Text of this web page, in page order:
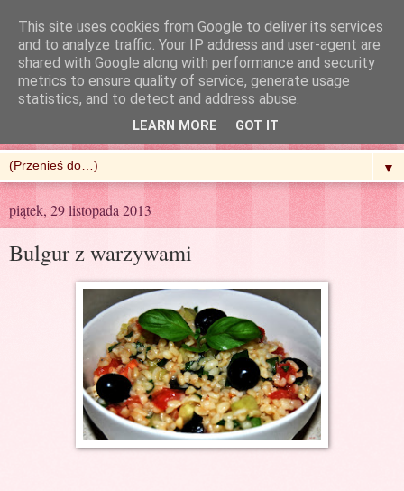
R'n'G Kitchen
▼
piątek, 29 listopada 2013
Bulgur z warzywami
This site uses cookies from Google to deliver its services
and to analyze traffic. Your IP address and user-agent are
shared with Google along with performance and security
metrics to ensure quality of service, generate usage
statistics, and to detect and address abuse.
LEARN MORE GOT IT